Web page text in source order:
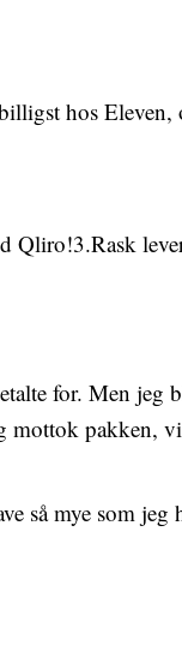
hos
Qliro!3.Rask
for. Men jeg
mottok pakken,
så mye som jeg